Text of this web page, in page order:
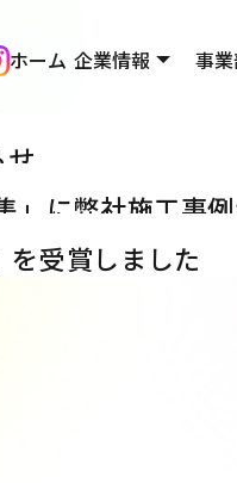
ホーム 企業情報 事
に弊社施工事例
受賞しました